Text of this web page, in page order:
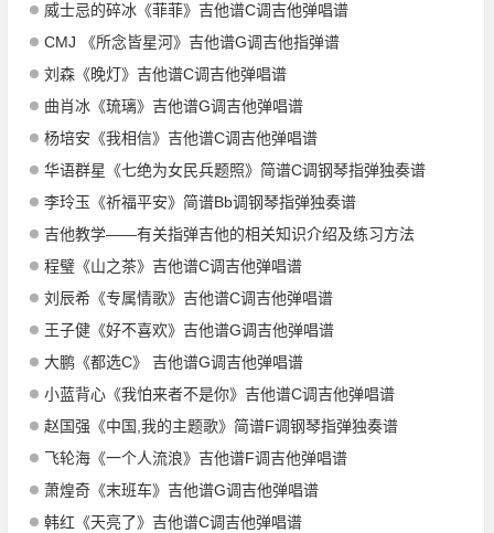
威士忌的碎冰《菲菲》吉他谱C调吉他弹唱谱
CMJ 《所念皆星河》吉他谱G调吉他指弹谱
刘森《晚灯》吉他谱C调吉他弹唱谱
曲肖冰《琉璃》吉他谱G调吉他弹唱谱
杨培安《我相信》吉他谱C调吉他弹唱谱
华语群星《七绝为女民兵题照》简谱C调钢琴指弹独奏谱
李玲玉《祈福平安》简谱Bb调钢琴指弹独奏谱
吉他教学——有关指弹吉他的相关知识介绍及练习方法
程璧《山之茶》吉他谱C调吉他弹唱谱
刘辰希《专属情歌》吉他谱C调吉他弹唱谱
王子健《好不喜欢》吉他谱G调吉他弹唱谱
大鹏《都选C》 吉他谱G调吉他弹唱谱
小蓝背心《我怕来者不是你》吉他谱C调吉他弹唱谱
赵国强《中国,我的主题歌》简谱F调钢琴指弹独奏谱
飞轮海《一个人流浪》吉他谱F调吉他弹唱谱
萧煌奇《末班车》吉他谱G调吉他弹唱谱
韩红《天亮了》吉他谱C调吉他弹唱谱